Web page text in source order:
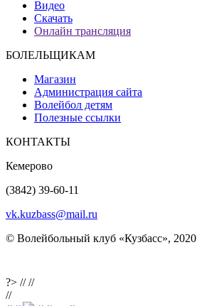
Видео
Скачать
Онлайн трансляция
БОЛЕЛЬЩИКАМ
Магазин
Администрация сайта
Волейбол детям
Полезные ссылки
КОНТАКТЫ
Кемерово
(3842) 39-60-11
vk.kuzbass@mail.ru
© Волейбольный клуб «Кузбасс», 2020
?> ////
//